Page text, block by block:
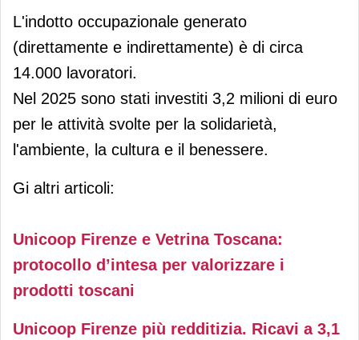
L'indotto occupazionale generato
(direttamente e indirettamente) è di circa
14.000 lavoratori.
Nel 2025 sono stati investiti 3,2 milioni di euro
per le attività svolte per la solidarietà,
l'ambiente, la cultura e il benessere.
Gi altri articoli:
Unicoop Firenze e Vetrina Toscana:
protocollo d’intesa per valorizzare i
prodotti toscani
Unicoop Firenze più redditizia. Ricavi a 3,1